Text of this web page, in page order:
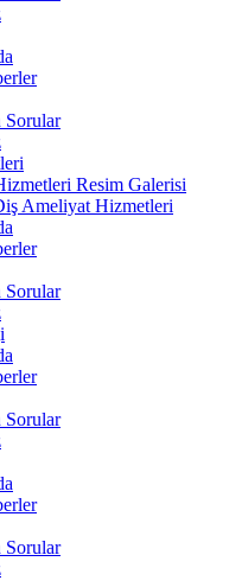
Sorular
Resim Galerisi
Ameliyat Hizmetleri
Sorular
Sorular
Sorular